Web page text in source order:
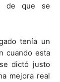
de que se
tenía un
cuando esta
dictó justo
mejora real